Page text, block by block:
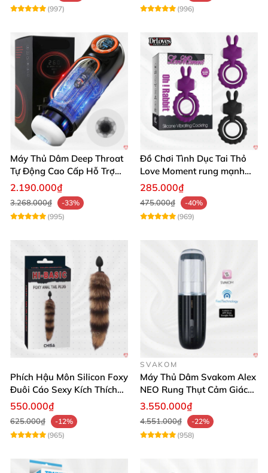
(997)
(996)
Máy Thủ Dâm Deep Throat
Tự Động Cao Cấp Hỗ Trợ
Gắn Tường
2.190.000₫
3.268.000₫
-33%
(995)
Đồ Chơi Tình Dục Tai Thỏ
Love Moment rung mạnh
mẽ êm ái
285.000₫
475.000₫
-40%
(969)
Phích Hậu Môn Silicon Foxy
Đuôi Cáo Sexy Kích Thích
Đỉnh Cao
550.000₫
625.000₫
-12%
(965)
SVAKOM
Máy Thủ Dâm Svakom Alex
NEO Rung Thụt Cảm Giác
Thật, App Điều Khiển
3.550.000₫
4.551.000₫
-22%
(958)